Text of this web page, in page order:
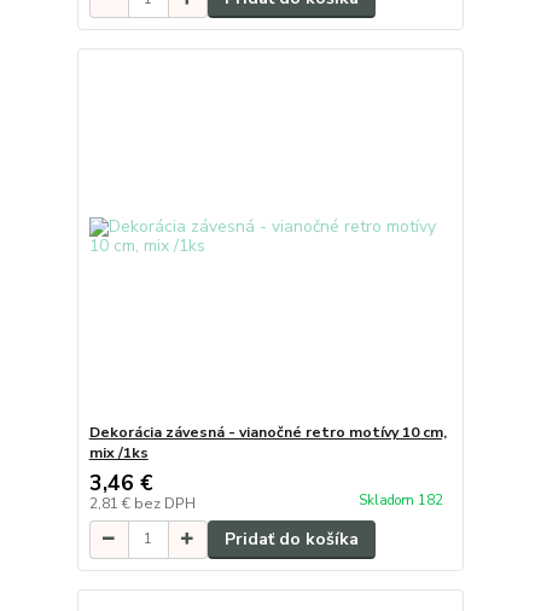
Dekorácia závesná - vianočné retro motívy 10 cm,
mix /1ks
3,46 €
2,81 € bez DPH Skladom 182
Pridať do košíka